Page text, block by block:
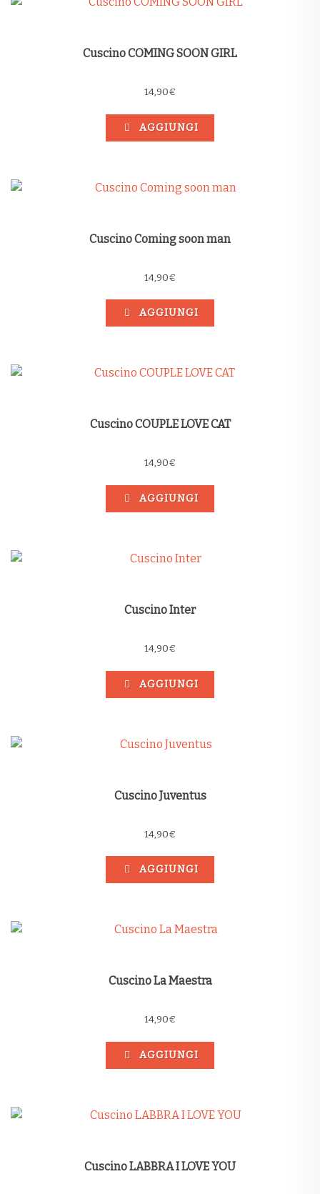
Cuscino COMING SOON GIRL
14,90€
AGGIUNGI
Cuscino Coming soon man
14,90€
AGGIUNGI
Cuscino COUPLE LOVE CAT
14,90€
AGGIUNGI
Cuscino Inter
14,90€
AGGIUNGI
Cuscino Juventus
14,90€
AGGIUNGI
Cuscino La Maestra
14,90€
AGGIUNGI
Cuscino LABBRA I LOVE YOU